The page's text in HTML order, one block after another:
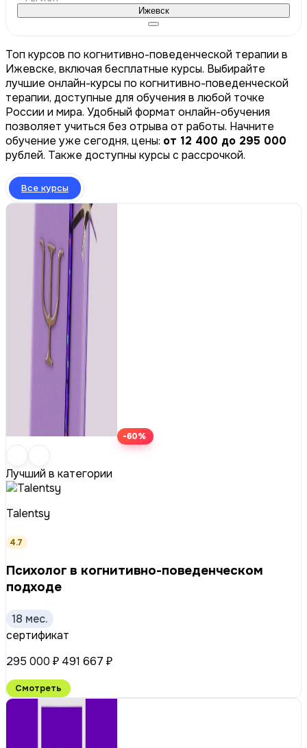
Ижевск
Топ курсов по когнитивно-поведенческой терапии в
Ижевске, включая бесплатные курсы. Выбирайте
лучшие онлайн-курсы по когнитивно-поведенческой
терапии, доступные для обучения в любой точке
России и мира. Удобный формат онлайн-обучения
позволяет учиться без отрыва от работы. Начните
обучение уже сегодня, цены: от 12 400 до 295 000
рублей. Также доступны курсы с рассрочкой.
Все курсы
-60%
Лучший в категории
Talentsy
4.7
Психолог в когнитивно-поведенческом
подходе
18 мес.
сертификат
295 000 ₽ 491 667 ₽
Смотреть